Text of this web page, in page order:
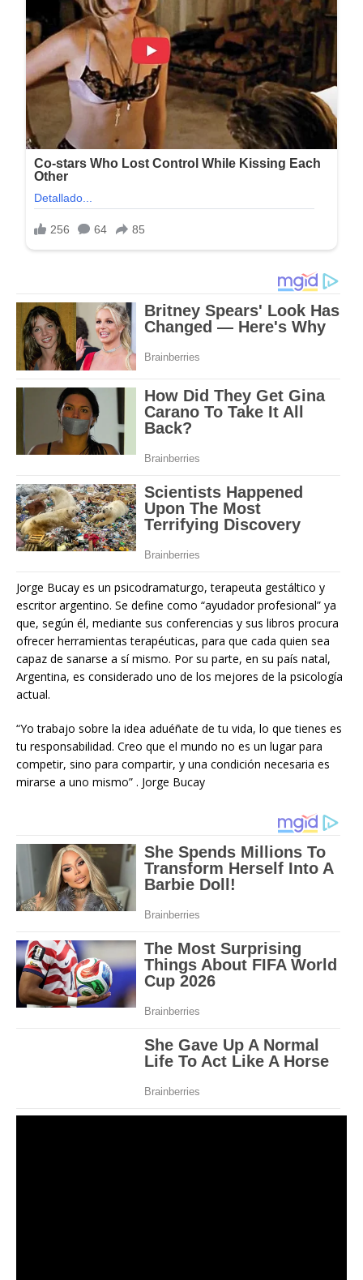
Jorge Bucay es un psicodramaturgo, terapeuta gestáltico y
escritor argentino. Se define como “ayudador profesional” ya
que, según él, mediante sus conferencias y sus libros procura
ofrecer herramientas terapéuticas, para que cada quien sea
capaz de sanarse a sí mismo. Por su parte, en su país natal,
Argentina, es considerado uno de los mejores de la psicología
actual.
“Yo trabajo sobre la idea aduéñate de tu vida, lo que tienes es
tu responsabilidad. Creo que el mundo no es un lugar para
competir, sino para compartir, y una condición necesaria es
mirarse a uno mismo” . Jorge Bucay